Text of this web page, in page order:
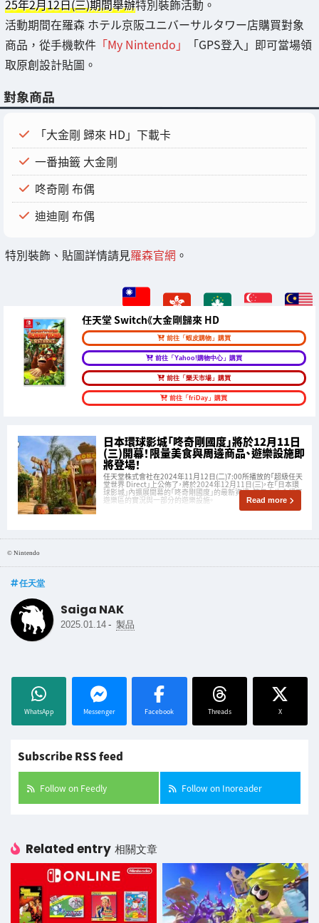
25年2月12日(三)期間舉辦特別裝飾活動。
活動期間在羅森 ホテル京阪ユニバーサルタワー店購買對象
商品，從手機軟件 「My Nintendo」
「GPS登入」即可當場領
取原創設計貼圖。
對象商品
「大金剛 歸來 HD」下載卡
一番抽籤 大金剛
咚奇剛 布偶
迪迪剛 布偶
特別裝飾、貼圖詳情請見羅森官網 。
任天堂 Switch《大金剛歸來 HD
前往「蝦皮購物」購買
前往「Yahoo!購物中心」購買
前往「樂天市場」購買
前往「friDay」購買
日本環球影城「咚奇剛國度」將於12月11日
(三)開幕！限量美食與周邊商品、遊樂設施即
將登場！
任天堂株式會社在2024年11月12日(二)7:00所播放的「超級任天
堂世界 Direct」上公佈了，將於2024年12月11日(三)，在「日本環
球影城」內擴展開幕的「咚奇剛國度」的最新資訊。節目中也介紹了
遊樂區的實況與一部分的遊樂設施。 Read more
© Nintendo
任天堂
Saiga NAK
2025.01.14 - 製品
WhatsApp Messenger Facebook Threads X
Subscribe RSS feed
Follow on Feedly Follow on Inoreader
Related entry 相關文章